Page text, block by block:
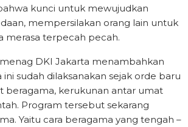
kunci untuk mewujudkan
mempersilakan orang lain untuk
merasa terpecah pecah.
DKI Jakarta menambahkan
sudah dilaksanakan sejak orde baru
beragama, kerukunan antar umat
Program tersebut sekarang
Yaitu cara beragama yang tengah –